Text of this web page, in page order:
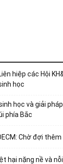
hiệp các Hội
học
học và giải
phía Bắc
Chờ đợi thêm
hại nặng nề và